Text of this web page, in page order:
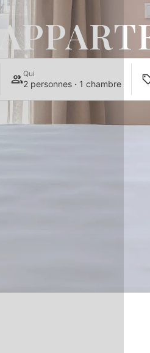
Qui
2 personnes · 1 chambre